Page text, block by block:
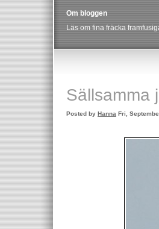
Om bloggen
Läs om fina fräcka
Sällsamma
Posted by Hanna Fri,